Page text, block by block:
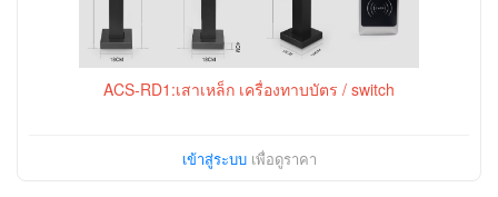
ACS-RD1:เสาเหล็ก เครื่องทาบบัตร / switch
เข้าสู่ระบบเพื่อดูราคา